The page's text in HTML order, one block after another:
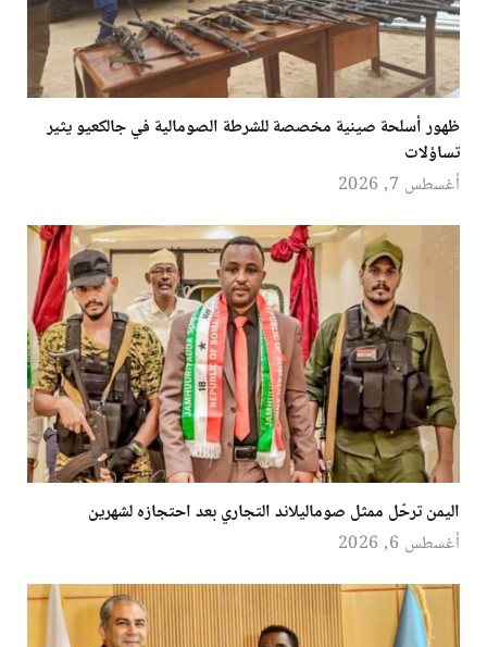
ظهور أسلحة صينية مخصصة للشرطة الصومالية في جالكعيو يثير
تساؤلات
أغسطس 7, 2026
اليمن ترحّل ممثل صوماليلاند التجاري بعد احتجازه لشهرين
أغسطس 6, 2026